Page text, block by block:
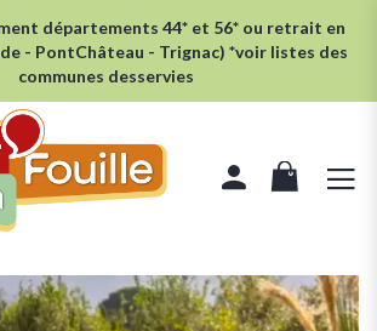
départements 44* et 56* ou retrait en
- PontChâteau - Trignac) *voir listes des
communes desservies